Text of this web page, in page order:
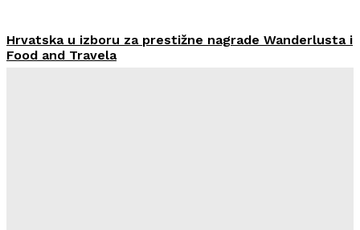
Hrvatska u izboru za prestižne nagrade Wanderlusta i
Food and Travela